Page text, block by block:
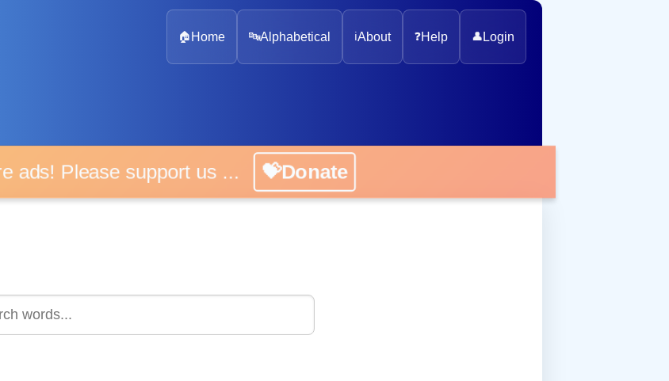
🏠 Home 🔤Alphabetical ℹ️About ❓Help 👤 Login
ads! Please support us ... 💝Donate